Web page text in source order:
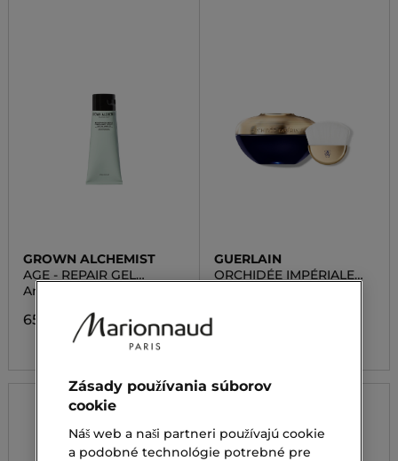
GROWN ALCHEMIST
AGE - REPAIR GEL
MASQUE :
POMEGRANATE
EXTRACT, PEPTIDE
COMPLEX
Anti - age pleťová maska
65,00 €
GUERLAIN
ORCHIDÉE IMPÉRIALE
THE MASK
Zásady používania súborov
cookie
Náš web a naši partneri používajú cookie
a podobné technológie potrebné pre